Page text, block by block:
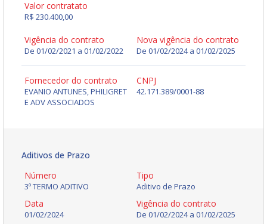
Valor contratato
R$ 230.400,00
Vigência do contrato
De 01/02/2021 a 01/02/2022
Nova vigência do contrato
De 01/02/2024a 01/02/2025
Fornecedor do contrato
EVANIO ANTUNES, PHILIGRET
E ADV ASSOCIADOS
CNPJ
42.171.389/0001-88
Aditivos de Prazo
Número
3º TERMO ADITIVO
Tipo
Aditivo de Prazo
Data
01/02/2024
Vigência do contrato
De 01/02/2024a 01/02/2025